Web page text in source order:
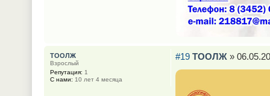
#19 ТООЛЖ »
ТООЛЖ
Взрослый
Репутация: 1
С нами: 10 лет 4 месяца